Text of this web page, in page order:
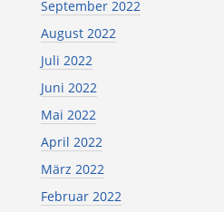
September 2022
August 2022
Juli 2022
Juni 2022
Mai 2022
April 2022
März 2022
Februar 2022